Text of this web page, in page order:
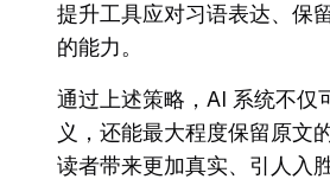
提升工具应对习语表达、保
的能力。
通过上述策略，AI 系统不仅
义，还能最大程度保留原文
读者带来更加真实、引人入